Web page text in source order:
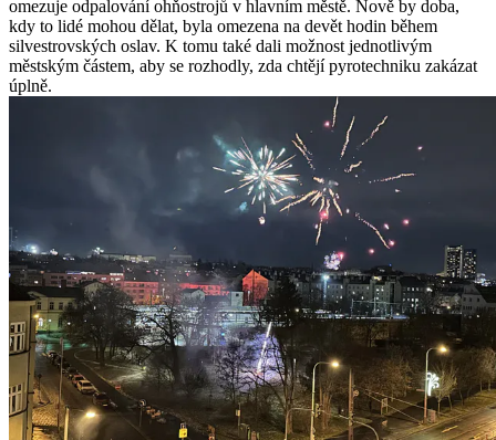
omezuje odpalování ohňostrojů v hlavním městě. Nově by doba,
kdy to lidé mohou dělat, byla omezena na devět hodin během
silvestrovských oslav. K tomu také dali možnost jednotlivým
městským částem, aby se rozhodly, zda chtějí pyrotechniku zakázat
úplně.